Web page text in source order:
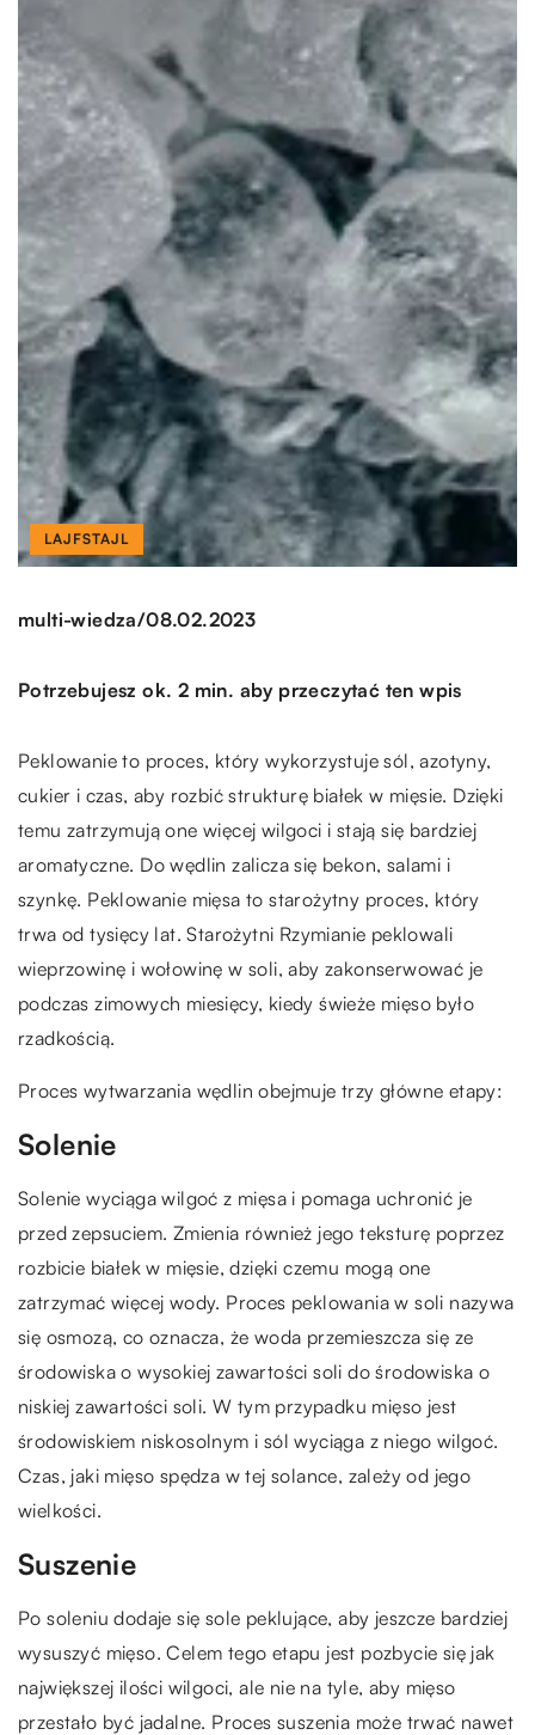
LAJFSTAJL
multi-wiedza/08.02.2023
Potrzebujesz ok. 2 min. aby przeczytać ten wpis
Peklowanie to proces, który wykorzystuje sól, azotyny,
cukier i czas, aby rozbić strukturę białek w mięsie. Dzięki
temu zatrzymują one więcej wilgoci i stają się bardziej
aromatyczne. Do wędlin zalicza się bekon, salami i
szynkę. Peklowanie mięsa to starożytny proces, który
trwa od tysięcy lat. Starożytni Rzymianie peklowali
wieprzowinę i wołowinę w soli, aby zakonserwować je
podczas zimowych miesięcy, kiedy świeże mięso było
rzadkością.
Proces wytwarzania wędlin obejmuje trzy główne etapy:
Solenie
Solenie wyciąga wilgoć z mięsa i pomaga uchronić je
przed zepsuciem. Zmienia również jego teksturę poprzez
rozbicie białek w mięsie, dzięki czemu mogą one
zatrzymać więcej wody. Proces peklowania w soli nazywa
się osmozą, co oznacza, że woda przemieszcza się ze
środowiska o wysokiej zawartości soli do środowiska o
niskiej zawartości soli. W tym przypadku mięso jest
środowiskiem niskosolnym i sól wyciąga z niego wilgoć.
Czas, jaki mięso spędza w tej solance, zależy od jego
wielkości.
Suszenie
Po soleniu dodaje się sole peklujące, aby jeszcze bardziej
wysuszyć mięso. Celem tego etapu jest pozbycie się jak
największej ilości wilgoci, ale nie na tyle, aby mięso
przestało być jadalne. Proces suszenia może trwać nawet